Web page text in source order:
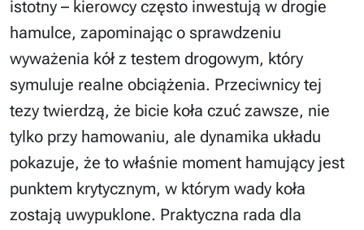
istotny – kierowcy często inwestują w drogie
hamulce, zapominając o sprawdzeniu
wyważenia kół z testem drogowym, który
symuluje realne obciążenia. Przeciwnicy tej
tezy twierdzą, że bicie koła czuć zawsze, nie
tylko przy hamowaniu, ale dynamika układu
pokazuje, że to właśnie moment hamujący jest
punktem krytycznym, w którym wady koła
zostają uwypuklone. Praktyczna rada dla